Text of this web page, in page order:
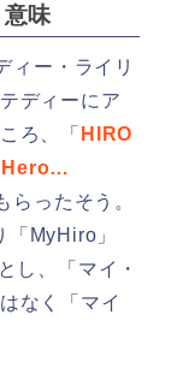
味
ィー・ライリ
ディーにア
ろ、「 HIRO
Hero…
らったそう。
「MyHiro」
し、「マイ・
なく「マイ